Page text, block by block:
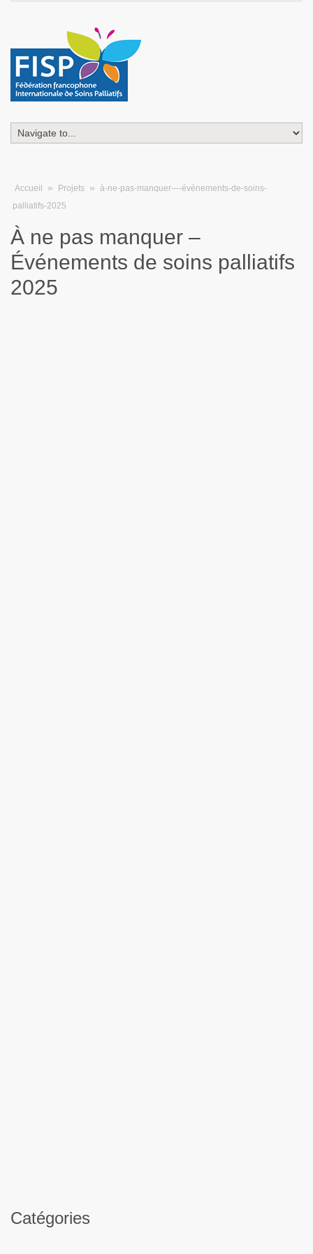
Accueil » Projets » à-ne-pas-manquer-–-événements-de-soins-
palliatifs-2025
À ne pas manquer –
Événements de soins palliatifs
2025
Catégories